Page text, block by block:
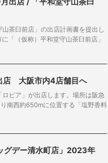
茶臼前店」の出店計画書を提出し
「（仮称）平和堂守山茶臼前店」
店 大阪市内4店舗目へ
ピア」が出店します。場所は阪急
南西約650mに位置する「塩野香料
グデー清水町店」2023年